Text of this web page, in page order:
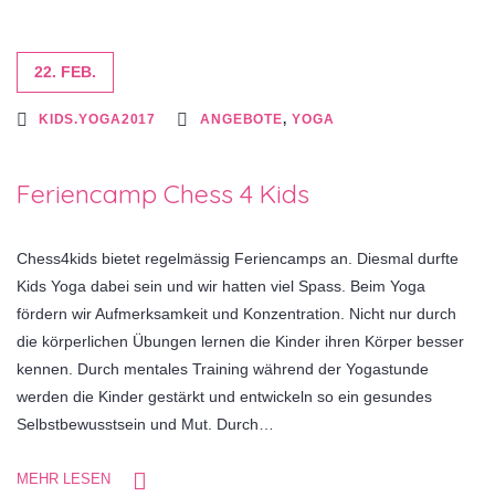
22. FEB.
KIDS.YOGA2017 ANGEBOTE, YOGA
Feriencamp Chess 4 Kids
Chess4kids bietet regelmässig Feriencamps an. Diesmal durfte
Kids Yoga dabei sein und wir hatten viel Spass. Beim Yoga
fördern wir Aufmerksamkeit und Konzentration. Nicht nur durch
die körperlichen Übungen lernen die Kinder ihren Körper besser
kennen. Durch mentales Training während der Yogastunde
werden die Kinder gestärkt und entwickeln so ein gesundes
Selbstbewusstsein und Mut. Durch…
MEHR LESEN